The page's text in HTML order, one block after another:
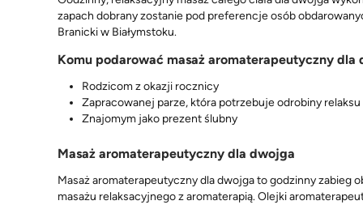
zapach dobrany zostanie pod preferencje osób
Branicki w Białymstoku.
Komu podarować masaż aromaterapeutyczny dla
Rodzicom z okazji rocznicy
Zapracowanej parze, która potrzebuje odrobiny relaksu
Znajomym jako prezent ślubny
Masaż aromaterapeutyczny dla dwojga
Masaż aromaterapeutyczny dla dwojga to godzinny zabieg
masażu relaksacyjnego z aromaterapią. Olejki